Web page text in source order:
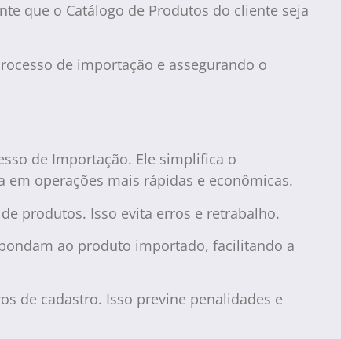
que o Catálogo de Produtos do cliente seja
de importação e assegurando o
de Importação. Ele simplifica o
operações mais rápidas e econômicas.
produtos. Isso evita erros e retrabalho.
ao produto importado, facilitando a
de cadastro. Isso previne penalidades e